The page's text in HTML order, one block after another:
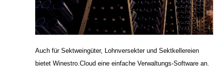
Auch für Sektweingüter, Lohnversekter und Sektkellereien
bietet Winestro.Cloud eine einfache Verwaltungs-Software an.